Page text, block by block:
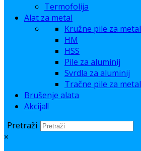
Termofolija
Alat za metal
Kružne pile za metal
HM
HSS
Pile za aluminij
Svrdla za aluminij
Tračne pile za metal
Brušenje alata
Akcija!!
Pretraži
×